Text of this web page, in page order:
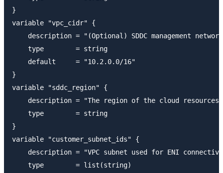
}
variable "vpc_cidr" {
description = "(Optional) SDDC management
    type        = string
    default     = "10.2.0.0/16"
}
variable "sddc_region" {
description = "The region of the cloud resources
    type        = string
}
variable "customer_subnet_ids" {
description = "VPC subnet used for ENI
    type        = list(string)